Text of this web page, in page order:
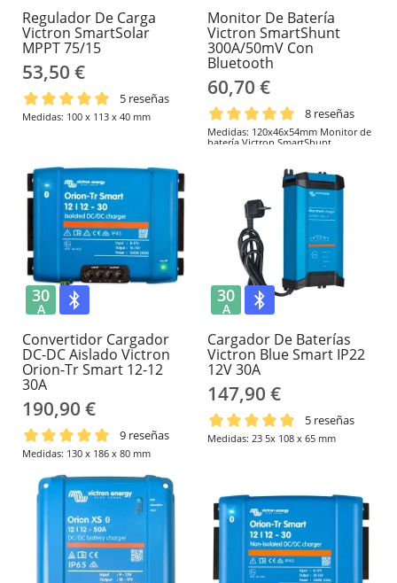
Regulador De Carga
Victron SmartSolar
MPPT 75/15
53,50 €
5 reseñas
Medidas: 100 x 113 x 40 mm
Monitor De Batería
Victron SmartShunt
300A/50mV Con
Bluetooth
60,70 €
8 reseñas
Medidas: 120x46x54mm Monitor de
batería Victron SmartShunt
corriente y autonomía desde la app
VictronConnect, sin pantalla.
Convertidor Cargador
DC-DC Aislado Victron
Orion-Tr Smart 12-12
30A
190,90 €
9 reseñas
Medidas: 130 x 186 x 80 mm
30
A
Cargador De Baterías
Victron Blue Smart IP22
12V 30A
147,90 €
5 reseñas
Medidas: 23 5x 108 x 65 mm
30
A